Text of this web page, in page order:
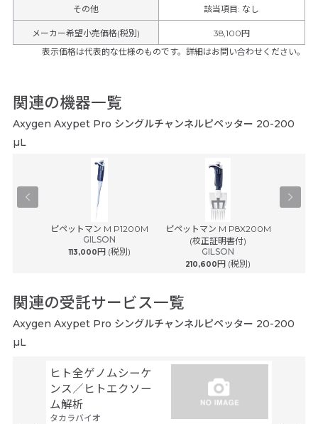
その他 該当項目: なし
メーカー希望小売価格(税別)
38,100円
表示価格は代表的な仕様のものです。詳細はお問い合わせください。
関連の機器一覧
Axygen Axypet Pro シングルチャンネルピペッター 20-200
µL
ピペットマン M P1200M
GILSON
113,000円 (税別)
ピペットマン M P8X200M
(校正証明書付)
GILSON
210,600円 (税別)
関連の受託サービス一覧
Axygen Axypet Pro シングルチャンネルピペッター 20-200
µL
ヒト全ゲノムシーケ
ンス／ヒトエクソー
ム解析
タカラバイオ